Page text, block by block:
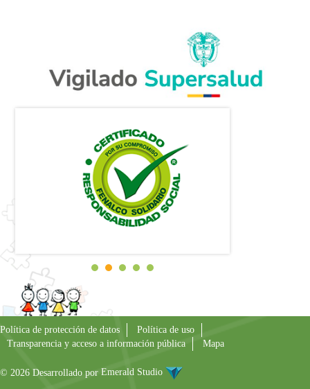
Política de protección de datos
Política de uso
Transparencia y acceso a información pública
Mapa
© 2026 Desarrollado por Emerald Studio